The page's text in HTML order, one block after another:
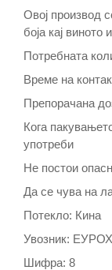
Овој производ
боја кај виното
Потребната
Време на
Препорачана
Кога
употреби
Не постои
Да се чува на
Потекло: Кина
Увозник:
Шифра: 8